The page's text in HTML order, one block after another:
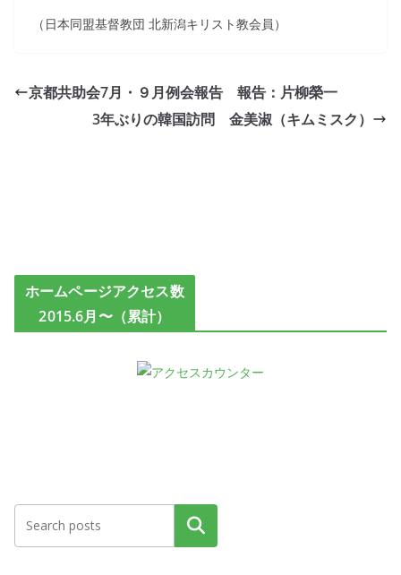
（日本同盟基督教団 北新潟キリスト教会員）
京都共助会7月・９月例会報告 報告：片柳榮一
3年ぶりの韓国訪問 金美淑（キムミスク）
ホームページアクセス数
2015.6月〜（累計）
検索